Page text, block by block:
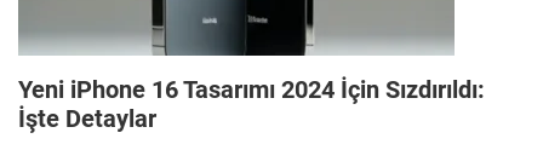
Yeni iPhone 16 Tasarımı 2024 İçin Sızdırıldı:
İşte Detaylar